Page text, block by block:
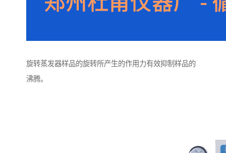
旋转蒸发器样品的旋转所产生的作用力有效抑制样品的
沸腾。